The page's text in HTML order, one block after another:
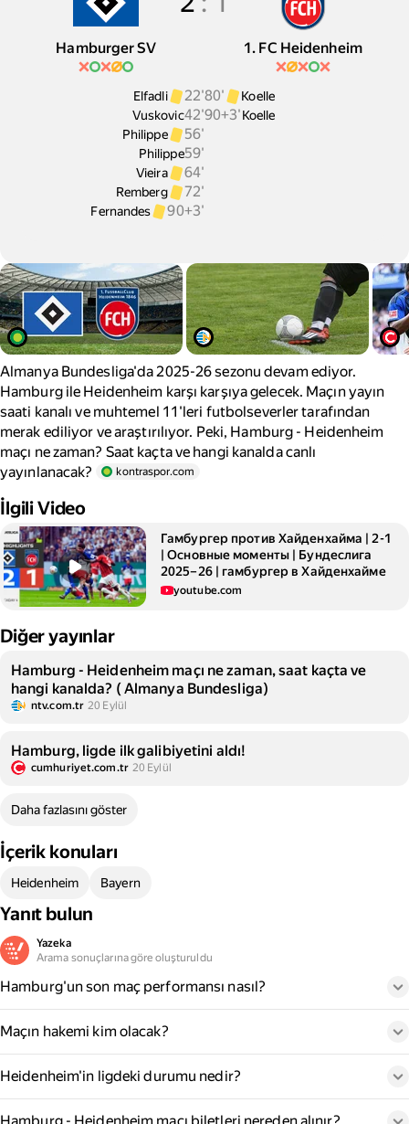
Hamburger SV 1. FC Heidenheim
Elfadli 22'
Vuskovic42'
Philippe 56'
Philippe59'
Vieira 64'
Remberg 72'
Fernandes 90+3'
Koelle
80'
Koelle
90+3'
Almanya Bundesliga'da 2025-26 sezonu devam ediyor.
Hamburg ile Heidenheim karşı karşıya gelecek. Maçın yayın
saati kanalı ve muhtemel 11'leri futbolseverler tarafından
merak ediliyor ve araştırılıyor. Peki, Hamburg - Heidenheim
maçı ne zaman? Saat kaçta ve hangi kanalda canlı
yayınlanacak?
kontraspor.com
İlgili Video
Гамбургер против Хайденхайма | 2-1
| Основные моменты | Бундеслига
2025–26 | гамбургер в Хайденхайме
youtube.com
Diğer yayınlar
Hamburg - Heidenheim maçı ne zaman, saat kaçta ve
hangi kanalda? ( Almanya Bundesliga)
ntv.com.tr 20 Eylül
Hamburg, ligde ilk galibiyetini aldı!
cumhuriyet.com.tr 20 Eylül
Daha fazlasını göster
İçerik konuları
Heidenheim Bayern
Yanıt bulun
Yazeka
Arama sonuçlarına göre oluşturuldu
Hamburg'un son maç performansı nasıl?
Maçın hakemi kim olacak?
Heidenheim'in ligdeki durumu nedir?